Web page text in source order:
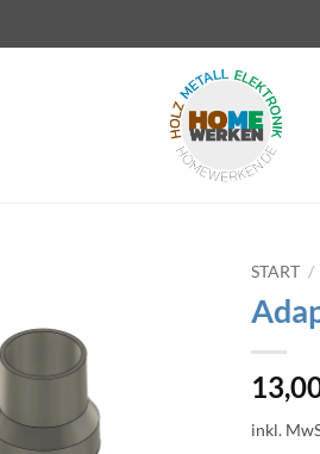
START /
inkl.